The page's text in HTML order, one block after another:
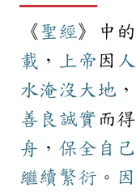
《 聖經》中的
載 ， 上帝因
水淹沒 大地 ，
善良 誠實 而
舟 ， 保全 自己
繼續 繁衍 。